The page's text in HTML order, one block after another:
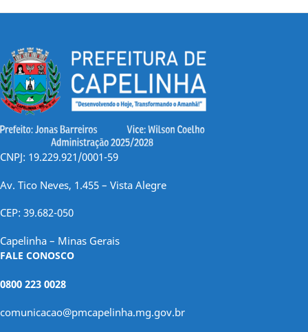
CNPJ: 19.229.921/0001-59
Av. Tico Neves, 1.455 – Vista Alegre
CEP: 39.682-050
Capelinha – Minas Gerais
FALE CONOSCO
0800 223 0028
comunicacao@pmcapelinha.mg.gov.br